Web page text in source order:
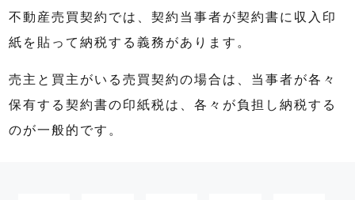
不動産売買契約では、契約当事者が契約書に収入印
紙を貼って納税する義務があります。
売主と買主がいる売買契約の場合は、当事者が各々
保有する契約書の印紙税は、各々が負担し納税する
のが一般的です。